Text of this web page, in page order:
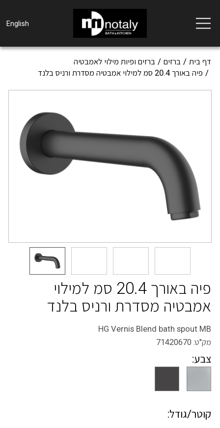
Toggle
navigation
English
דף בית ברזים
ברזים ופיות מילוי לאמבטיה
פיה באורך 20.4 סמ למילוי אמבטיה מסדרת ורניס בלנד
פיה באורך 20.4 סמ למילוי
אמבטיה מסדרת ורניס בלנד
HG Vernis Blend bath spout MB
מק"ט:71420670
צבע:
קוטר/גודל: